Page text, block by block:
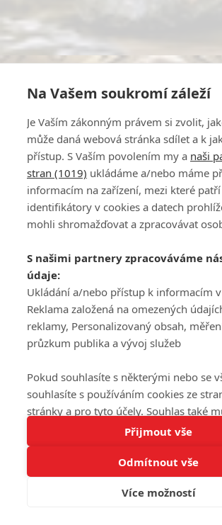
Tato stránka používá soubory cookies.
Rozumím
Na Vašem soukromí záleží
Je Vaším zákonným právem si zvolit,
může daná webová stránka sdílet a k
přístup. S Vaším povolením my a naši
stran (1019) ukládáme a/nebo máme
informacím na zařízení, mezi které
identifikátory v cookies a datech
mohli shromažďovat a zpracovávat
S našimi partnery zpracováváme
údaje:
Ukládání a/nebo přístup k informacím
Reklama založená na omezených
reklamy, Personalizovaný obsah,
průzkum publika a vývoj služeb
Pokud souhlasíte s některými nebo se
souhlasíte s používáním cookies ze
stránky a pro tyto účely. Souhlas také
odmítnout, ale v takovém případě vám
nebudou k dispozici některé
Vaše volby souhlasu se budou
tuto webovou stránku. Vaše nastavení
souhlasu můžete kdykoli změnit na
Přijmout vše
Odmítnout vše
Více možností